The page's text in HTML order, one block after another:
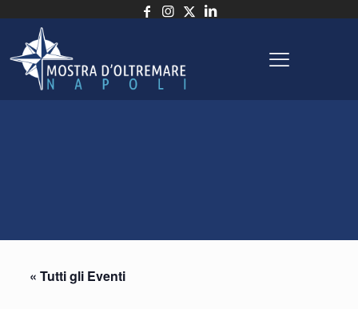
« Tutti gli Eventi